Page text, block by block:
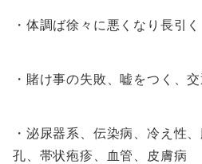
・体調ば徐々に悪くなり長引く
・賭け事の失敗、嘘をつく、
・泌尿器系、伝染病、冷え性
孔、帯状疱疹、血管、皮膚病